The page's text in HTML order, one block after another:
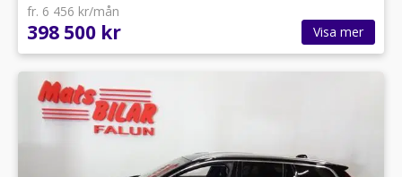
fr. 6 456 kr/mån
398 500 kr Visa mer